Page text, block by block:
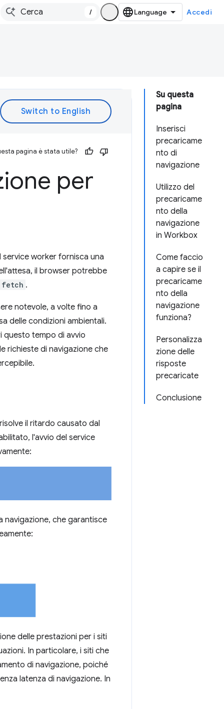
/ Accedi
Su questa
pagina
Inserisci
precaricame
nto di
navigazione
Utilizzo del
precaricame
nto della
navigazione
in Workbox
Come faccio
a capire se il
precaricame
nto della
navigazione
funziona?
Personalizza
zione delle
risposte
precaricate
Conclusione
pagina è stata utile?
per
service worker fornisca una
il browser potrebbe
fetch .
notevole, a volte fino a
delle condizioni ambientali.
questo tempo di avvio
richieste di navigazione che
il ritardo causato dal
l'avvio del service
navigazione, che garantisce
delle prestazioni per i siti
In particolare, i siti che
di navigazione, poiché
latenza di navigazione. In